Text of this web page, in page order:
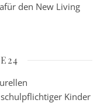
den New Living
Kinder